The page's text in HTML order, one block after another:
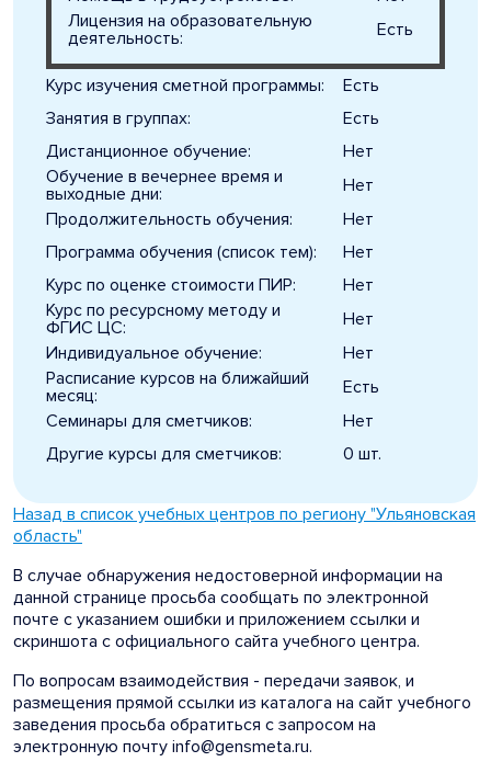
Курс изучения сметной программы:
Есть
Занятия в группах:
Есть
Дистанционное обучение:
Нет
Обучение в вечернее время и
выходные дни:
Нет
Продолжительность обучения:
Нет
Программа обучения (список тем):
Нет
Курс по оценке стоимости ПИР:
Нет
Курс по ресурсному методу и
ФГИС ЦС:
Нет
Индивидуальное обучение:
Нет
Расписание курсов на ближайший
месяц:
Есть
Семинары для сметчиков:
Нет
Другие курсы для сметчиков:
0 шт.
Лицензия на образовательную
деятельность:
Есть
Назад в список учебных центров по региону "Ульяновская
область"
В случае обнаружения недостоверной информации на
данной странице просьба сообщать по электронной
почте с указанием ошибки и приложением ссылки и
скриншота с официального сайта учебного центра.
По вопросам взаимодействия - передачи заявок, и
размещения прямой ссылки из каталога на сайт учебного
заведения просьба обратиться с запросом на
электронную почту info@gensmeta.ru.